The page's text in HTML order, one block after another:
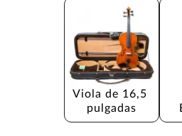
Viola de 16,5
pulgadas